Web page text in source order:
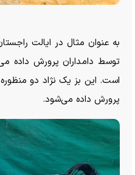
به عنوان مثال در ایالت
توسط دامداران پرورش داده
است. این بز یک نژاد دو
پرورش داده می‌شود.